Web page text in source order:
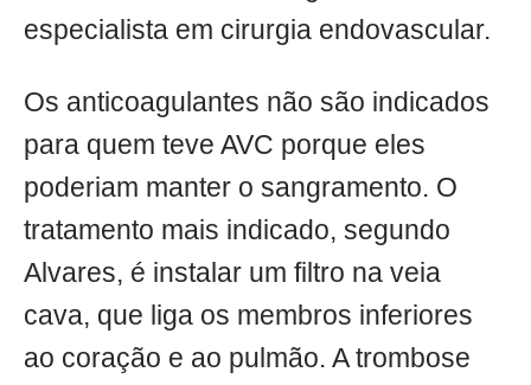
especialista em cirurgia endovascular.
Os anticoagulantes não são indicados
para quem teve AVC porque eles
poderiam manter o sangramento. O
tratamento mais indicado, segundo
Alvares, é instalar um filtro na veia
cava, que liga os membros inferiores
ao coração e ao pulmão. A trombose